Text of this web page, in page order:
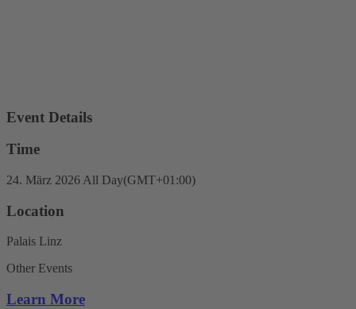
Event Details
Time
24. März 2026 All Day(GMT+01:00)
Location
Palais Linz
Other Events
Learn More